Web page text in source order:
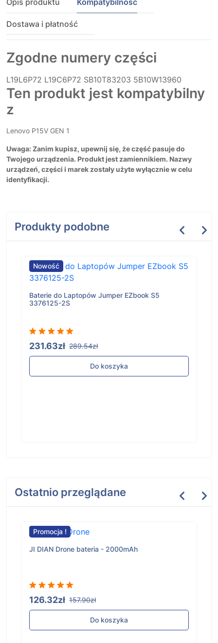
Opis produktu Kompatybilność
Dostawa i płatność
Zgodne numery części
L19L6P72 L19C6P72 SB10T83203 5B10W13960
Ten produkt jest kompatybilny
z
Lenovo P15V GEN 1
Uwaga: Zanim kupisz, upewnij się, że część pasuje do
Twojego urządzenia. Produkt jest zamiennikiem. Nazwy
urządzeń, części i marek zostały użyte wyłącznie w celu
identyfikacji.
Produkty podobne
Nowość
Baterie do Laptopów Jumper EZbook S5
3376125-2S
231.63zł 289.54zł
Do koszyka
Ostatnio przeglądane
Promocja !
JI DIAN Drone bateria - 2000mAh
126.32zł 157.90zł
Do koszyka